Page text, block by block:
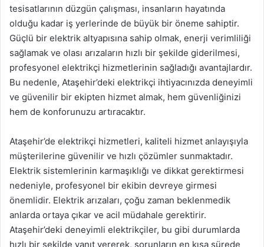
tesisatlarının düzgün çalışması, insanların hayatında
olduğu kadar iş yerlerinde de büyük bir öneme sahiptir.
Güçlü bir elektrik altyapısına sahip olmak, enerji verimliliği
sağlamak ve olası arızaların hızlı bir şekilde giderilmesi,
profesyonel elektrikçi hizmetlerinin sağladığı avantajlardır.
Bu nedenle, Ataşehir’deki elektrikçi ihtiyacınızda deneyimli
ve güvenilir bir ekipten hizmet almak, hem güvenliğinizi
hem de konforunuzu artıracaktır.
Ataşehir’de elektrikçi hizmetleri, kaliteli hizmet anlayışıyla
müşterilerine güvenilir ve hızlı çözümler sunmaktadır.
Elektrik sistemlerinin karmaşıklığı ve dikkat gerektirmesi
nedeniyle, profesyonel bir ekibin devreye girmesi
önemlidir. Elektrik arızaları, çoğu zaman beklenmedik
anlarda ortaya çıkar ve acil müdahale gerektirir.
Ataşehir’deki deneyimli elektrikçiler, bu gibi durumlarda
hızlı bir şekilde yanıt vererek, sorunların en kısa sürede